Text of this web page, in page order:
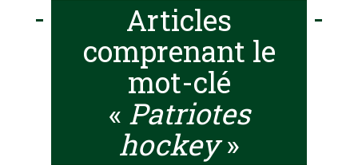
Articles
comprenant le
mot-clé
« Patriotes
hockey»